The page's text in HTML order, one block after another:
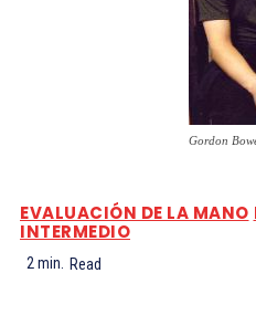
Gordon
EVALUACIÓN DE LA MANO
INTERMEDIO
2min. Read